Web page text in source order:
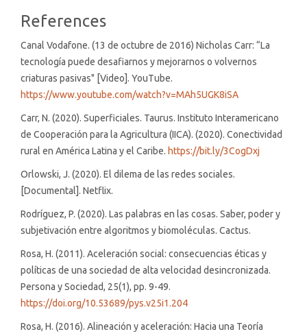
References
Canal Vodafone. (13 de octubre de 2016) Nicholas Carr: “La
tecnología puede desafiarnos y mejorarnos o volvernos
criaturas pasivas" [Video]. YouTube.
https://www.youtube.com/watch?v=MAh5UGK8iSA
Carr, N. (2020). Superficiales. Taurus. Instituto Interamericano
de Cooperación para la Agricultura (IICA). (2020). Conectividad
rural en América Latina y el Caribe. https://bit.ly/3CogDxj
Orlowski, J. (2020). El dilema de las redes sociales.
[Documental]. Netflix.
Rodríguez, P. (2020). Las palabras en las cosas. Saber, poder y
subjetivación entre algoritmos y biomoléculas. Cactus.
Rosa, H. (2011). Aceleración social: consecuencias éticas y
políticas de una sociedad de alta velocidad desincronizada.
Persona y Sociedad, 25(1), pp. 9-49.
https://doi.org/10.53689/pys.v25i1.204
Rosa, H. (2016). Alineación y aceleración: Hacia una Teoría